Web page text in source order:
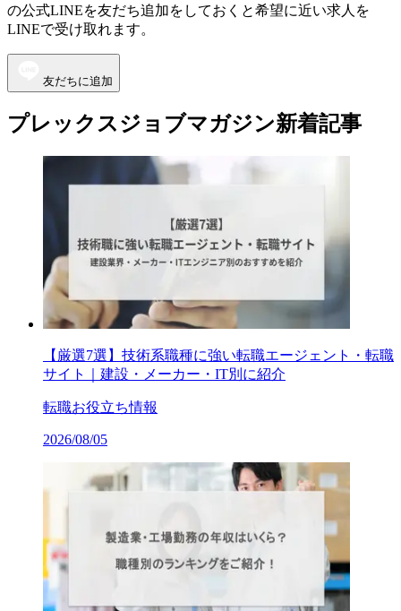
の公式LINEを友だち追加をしておくと希望に近い求人を
LINEで受け取れます。
友だちに追加
プレックスジョブマガジン新着記事
【厳選7選】技術系職種に強い転職エージェント・転職
サイト｜建設・メーカー・IT別に紹介
転職お役立ち情報
2026/08/05